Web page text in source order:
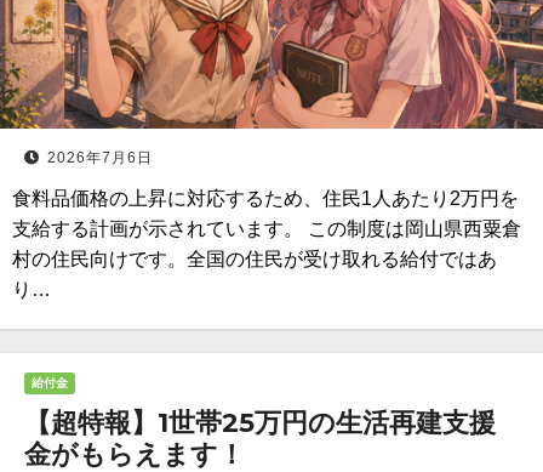
2026年7月6日
食料品価格の上昇に対応するため、住民1人あたり2万円を
支給する計画が示されています。 この制度は岡山県西粟倉
村の住民向けです。全国の住民が受け取れる給付ではあ
り…
給付金
【超特報】1世帯25万円の生活再建支援
金がもらえます！